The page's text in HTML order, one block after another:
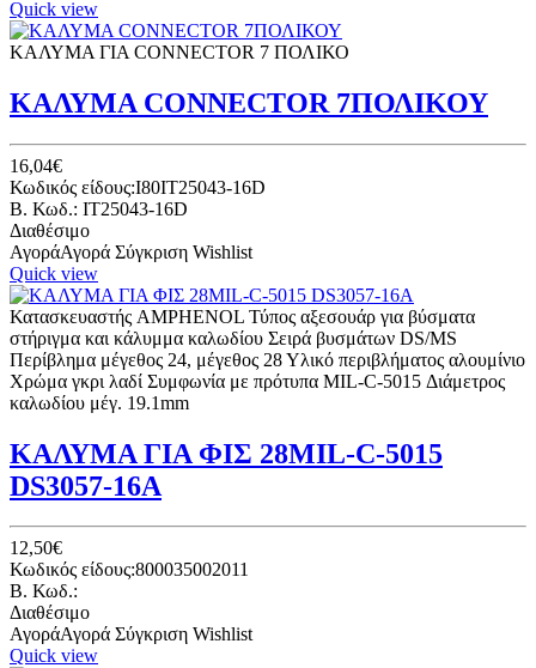
Quick view
ΚΑΛΥΜΑ ΓΙΑ CONNECTOR 7 ΠΟΛΙΚΟ
ΚΑΛΥΜΑ CONNECTOR 7ΠΟΛΙΚΟΥ
16,04€
Κωδικός είδους:I80IT25043-16D
B. Κωδ.: IT25043-16D
Διαθέσιμο
ΑγοράΑγορά Σύγκριση Wishlist
Quick view
Κατασκευαστής AMPHENOL Τύπος αξεσουάρ για βύσματα
στήριγμα και κάλυμμα καλωδίου Σειρά βυσμάτων DS/MS
Περίβλημα μέγεθος 24, μέγεθος 28 Υλικό περιβλήματος αλουμίνιο
Χρώμα γκρι λαδί Συμφωνία με πρότυπα MIL-C-5015 Διάμετρος
καλωδίου μέγ. 19.1mm
ΚΑΛΥΜΑ ΓΙΑ ΦΙΣ 28MIL-C-5015
DS3057-16A
12,50€
Κωδικός είδους:800035002011
B. Κωδ.:
Διαθέσιμο
ΑγοράΑγορά Σύγκριση Wishlist
Quick view